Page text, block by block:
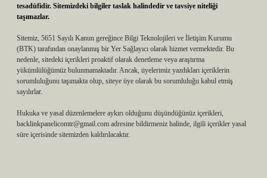
tesadüfidir. Sitemizdeki bilgiler taslak halindedir ve tavsiye niteliği
taşımazlar.
Sitemiz, 5651 Sayılı Kanun gereğince Bilgi Teknolojileri ve İletişim Kurumu
(BTK) tarafından onaylanmış bir Yer Sağlayıcı olarak hizmet vermektedir. Bu
nedenle, sitedeki içerikleri proaktif olarak denetleme veya araştırma
yükümlülüğümüz bulunmamaktadır. Ancak, üyelerimiz yazdıkları içeriklerin
sorumluluğunu taşımakta olup, siteye üye olarak bu sorumluluğu kabul etmiş
sayılırlar.
Hukuka ve yasal düzenlemelere aykırı olduğunu düşündüğünüz içerikleri,
backlinkpanelicomtr@gmail.com adresine bildirmeniz halinde, ilgili içerikler yasal
süre içerisinde sitemizden kaldırılacaktır.